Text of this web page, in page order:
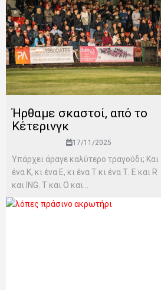
Ήρθαμε σκαστοί, από το
Κέτερινγκ
17/11/2025
Υπάρχει άραγε καλύτερο τραγούδι; Και
ένα Κ, κι ένα Ε, κι ένα Τ κι ένα Τ. Ε και R
και ING. T και Ο και...